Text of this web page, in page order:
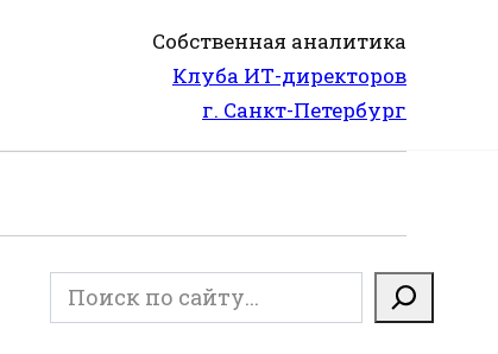
Собственная аналитика
Клуба ИТ-директоров
г. Санкт-Петербург
Поиск